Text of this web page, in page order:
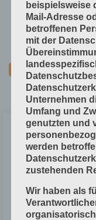
Auslage)
Die Vertikalstapel-
Merkmale: Bei der
Unterschuppungs-
oben. Die Falzbogen
beispielsweise
Mail-Adresse
betroffenen
mit der
Unternehmen
Umfang und
genutzten und
werden
zustehenden
Wir haben als